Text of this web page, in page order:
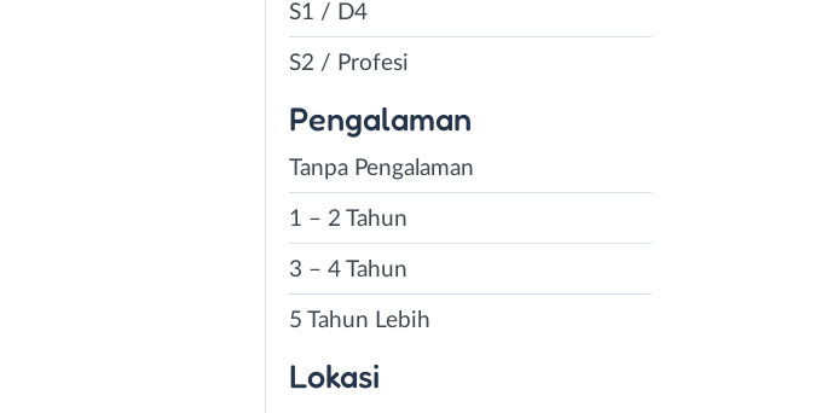
S1 / D4
S2 / Profesi
Pengalaman
Tanpa Pengalaman
1 – 2 Tahun
3 – 4 Tahun
5 Tahun Lebih
Lokasi